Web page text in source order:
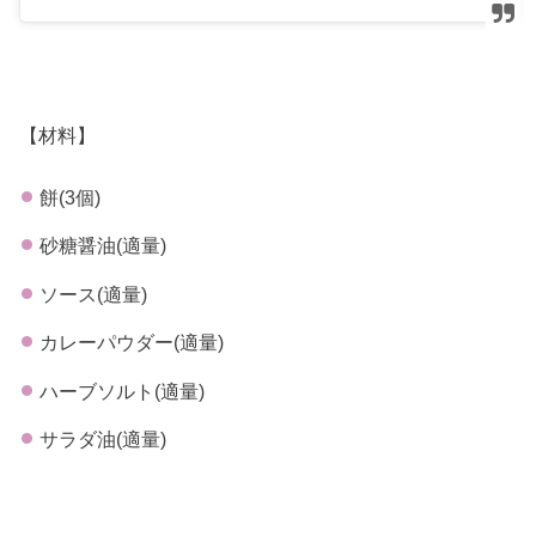
【材料】
餅(3個)
砂糖醤油(適量)
ソース(適量)
カレーパウダー(適量)
ハーブソルト(適量)
サラダ油(適量)